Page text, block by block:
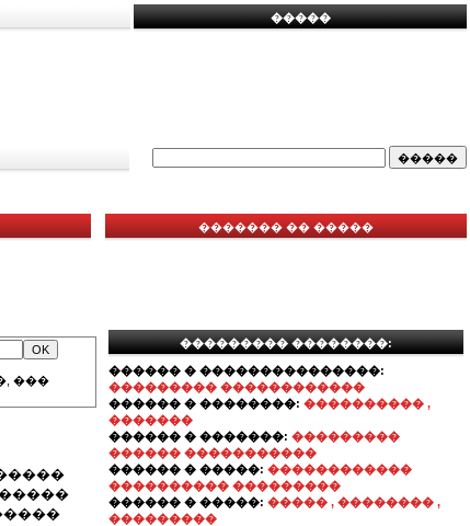
�����
���
������� �� �����
��������� ��������:
������ � ���������������:
��������� ������������
������ � ��������: ���������� ,
�������
������ � �������: ���������
������ �����������
������ � �����: ������������
���������� ���������
������ � �����: ����� , �������� ,
���������